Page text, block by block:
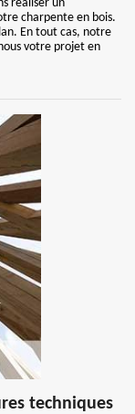
réaliser un
charpente en bois.
En tout cas, notre
votre projet en
techniques